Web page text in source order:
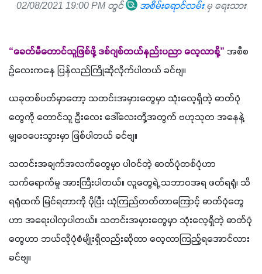
02/08/2021 19:00 PM တွင် အစိမ်းရောင်လမ်းမှ ရေးသား
“ခေတ်မီတောင်သူဖြစ်ဖို့ ဒစ်ဂျစ်တယ်နည်းပညာ လေ့လာစို့” အစီစ
ဥ်လေးကနေ ပြန်လည်ကြိုဆိုလိုက်ပါတယ် ခင်ဗျ။
ယခုတစ်ပတ်မှာတော့ သတင်းအမှားတွေမှာ သုံးလေ့ရှိတဲ့ ဓာတ်ပုံ
တွေကို တောင်သူ ဦးလေး ဒေါ်လေးတို့အတွက် ဗဟုသုတ အနေနဲ့
မျှဝေပေးသွားမှာ ဖြစ်ပါတယ် ခင်ဗျ။
သတင်းအချက်အလက်တွေမှာ ပါဝင်တဲ့ ဓာတ်ပုံတစ်ပုံဟာ
သက်ရောက်မှု အားကြီးပါတယ်။ လူတွေရဲ့ သဘာဝအရ ဖတ်ရရုံ၊ သိ
ရရုံထက် မြင်ရတာကို ပိုပြီး ယုံကြည်တတ်တာကြောင့် ဓာတ်ပုံတွေ
ဟာ အရေးပါလှပါတယ်။ သတင်းအမှားတွေမှာ သုံးလေ့ရှိတဲ့ ဓာတ်ပုံ
တွေဟာ ဘယ်လိုပုံစံမျိုးရှိလည်းဆိုတာ လေ့လာကြည့်ရအောင်လား
ခင်ဗျ။